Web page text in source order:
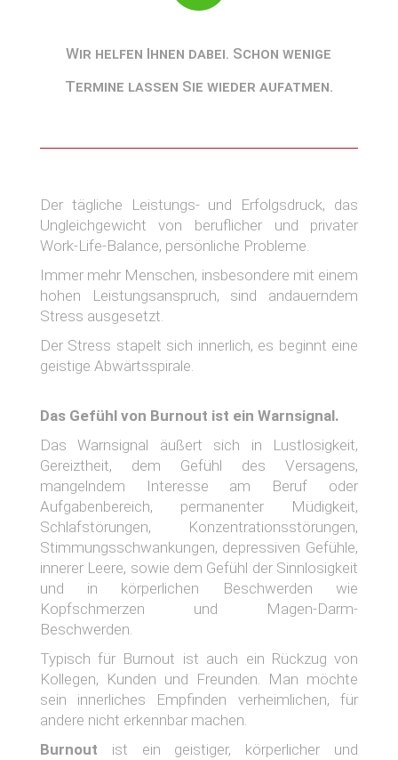
Wir helfen Ihnen dabei. Schon wenige
Termine lassen Sie wieder aufatmen.
Der tägliche Leistungs- und Erfolgsdruck, das
Ungleichgewicht von beruflicher und privater
Work-Life-Balance, persönliche Probleme.
Immer mehr Menschen, insbesondere mit einem
hohen Leistungsanspruch, sind andauerndem
Stress ausgesetzt.
Der Stress stapelt sich innerlich, es beginnt eine
geistige Abwärtsspirale.
Das Gefühl von Burnout ist ein Warnsignal.
Das Warnsignal äußert sich in Lustlosigkeit,
Gereiztheit, dem Gefühl des Versagens,
mangelndem Interesse am Beruf oder
Aufgabenbereich, permanenter Müdigkeit,
Schlafstörungen, Konzentrationsstörungen,
Stimmungsschwankungen, depressiven Gefühle,
innerer Leere, sowie dem Gefühl der Sinnlosigkeit
und in körperlichen Beschwerden wie
Kopfschmerzen und Magen-Darm-
Beschwerden.
Typisch für Burnout ist auch ein Rückzug von
Kollegen, Kunden und Freunden. Man möchte
sein innerliches Empfinden verheimlichen, für
andere nicht erkennbar machen.
Burnout ist ein geistiger, körperlicher und